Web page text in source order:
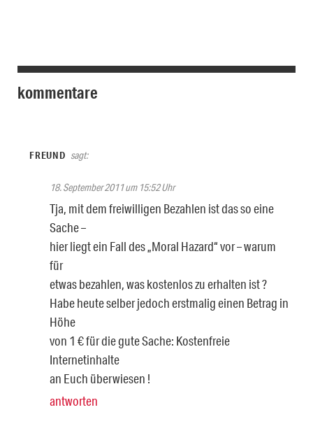
kommentare
FREUND sagt:
18. September 2011 um 15:52 Uhr
Tja, mit dem freiwilligen Bezahlen ist das so eine
Sache –
hier liegt ein Fall des „Moral Hazard“ vor – warum
für
etwas bezahlen, was kostenlos zu erhalten ist ?
Habe heute selber jedoch erstmalig einen Betrag in
Höhe
von 1 € für die gute Sache: Kostenfreie
Internetinhalte
an Euch überwiesen !
antworten